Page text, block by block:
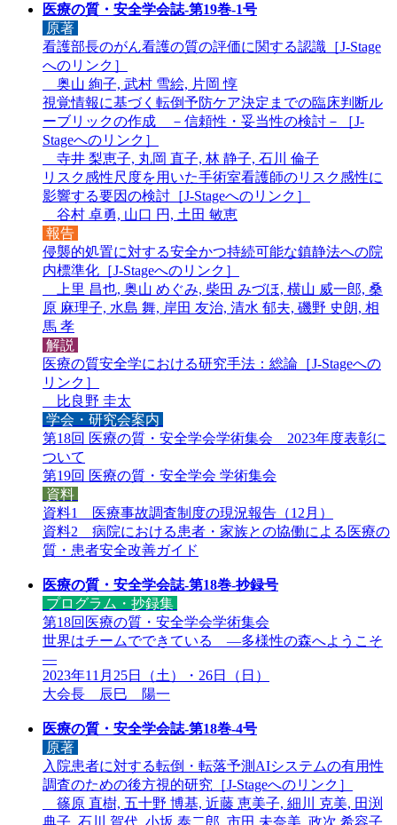
医療の質・安全学会誌-第19巻-1号
原著
看護部長のがん看護の質の評価に関する認識［J-Stage
へのリンク ］
奥山 絢子, 武村 雪絵, 片岡 惇
視覚情報に基づく転倒予防ケア決定までの臨床判断ル
ーブリックの作成 －信頼性・妥当性の検討－［J-
Stageへのリンク ］
寺井 梨恵子, 丸岡 直子, 林 静子, 石川 倫子
リスク感性尺度を用いた手術室看護師のリスク感性に
影響する要因の検討［J-Stageへのリンク ］
谷村 卓勇, 山口 円, 土田 敏恵
報告
侵襲的処置に対する安全かつ持続可能な鎮静法への院
内標準化［J-Stageへのリンク ］
上里 昌也, 奥山 めぐみ, 柴田 みづほ, 横山 威一郎, 桑
原 麻理子, 水島 舞, 岸田 友治, 清水 郁夫, 磯野 史朗, 相
馬 孝
解説
医療の質安全学における研究手法：総論［J-Stageへの
リンク ］
比良野 圭太
学会・研究会案内
第18回 医療の質・安全学会学術集会 2023年度表彰に
ついて
第19回 医療の質・安全学会 学術集会
資料
資料1 医療事故調査制度の現況報告（12月）
資料2 病院における患者・家族との協働による医療の
質・患者安全改善ガイド
医療の質・安全学会誌-第18巻-抄録号
プログラム・抄録集
第18回医療の質・安全学会学術集会
世界はチームでできている ―多様性の森へようこそ
―
2023年11月25日（土）・26日（日）
大会長 辰巳 陽一
医療の質・安全学会誌-第18巻-4号
原著
入院患者に対する転倒・転落予測AIシステムの有用性
調査のための後方視的研究［J-Stageへのリンク ］
篠原 直樹, 五十野 博基, 近藤 恵美子, 細川 克美, 田渕
典子, 石川 賀代, 小坂 泰二郎, 市田 未奈美, 政次 希容子